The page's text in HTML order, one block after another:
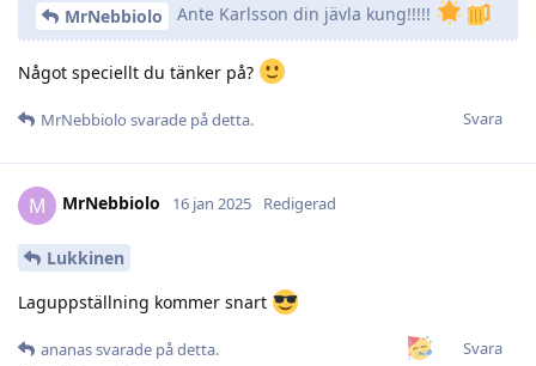
MrNebbiolo Ante Karlsson din jävla kung!!!!!
Något speciellt du tänker på?
Svara
MrNebbiolo svarade på detta.
M MrNebbiolo 16 jan 2025 Redigerad
Lukkinen
Laguppställning kommer snart
Svara
ananassvarade på detta.